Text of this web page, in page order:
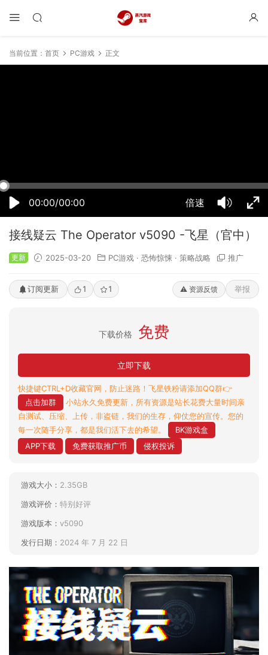
当前位置： 首页 PC游戏 正文
00:00/00:00 倍速
50% 75% 100%
接线疑云 The Operator v5090 -飞星（官中）
更新 2025-03-20 PC游戏 · 恐怖惊悚 · 策略战略 推广
订阅更新 1 1 ⚠️ 资源反馈 举报
下载价格 免费
立即下载
快捷键CTRL+D收藏官网，防止迷路！飞星铁粉请添加QQ群👉
点击加群
小站永久免费更新，所有资源是站长花费大量时间亲
自测试、压缩、上传，非盗链，我们的生存，仰仗您的宣传。您的
每一次随手分享，都是我们活下去的希望。
BK游戏盒
APP下载
免费获取推广币 侵权投诉
游戏大小： 2.35GB
游戏评价： 特别好评
游戏版本： v5090
发行日期： 2024 年 7 月 22 日